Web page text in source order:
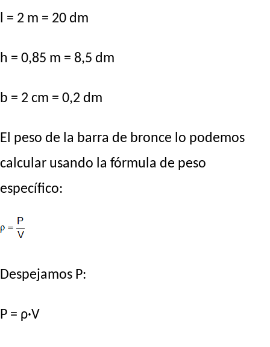
l = 2 m = 20 dm
h = 0,85 m = 8,5 dm
b = 2 cm = 0,2 dm
El peso de la barra de bronce lo podemos
calcular usando la fórmula de peso
específico:
Despejamos P:
P = ρ·V